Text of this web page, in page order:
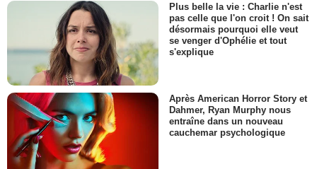
Plus belle la vie : Charlie n'est
pas celle que l'on croit ! On sait
désormais pourquoi elle veut
se venger d'Ophélie et tout
s'explique
Après American Horror Story et
Dahmer, Ryan Murphy nous
entraîne dans un nouveau
cauchemar psychologique